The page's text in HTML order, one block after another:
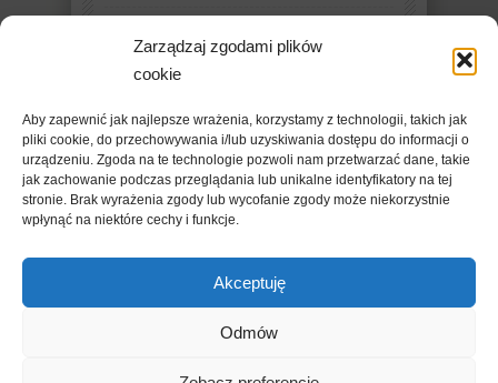
Zarządzaj zgodami plików
cookie
Aby zapewnić jak najlepsze wrażenia, korzystamy z technologii, takich jak
pliki cookie, do przechowywania i/lub uzyskiwania dostępu do informacji o
urządzeniu. Zgoda na te technologie pozwoli nam przetwarzać dane, takie
jak zachowanie podczas przeglądania lub unikalne identyfikatory na tej
stronie. Brak wyrażenia zgody lub wycofanie zgody może niekorzystnie
wpłynąć na niektóre cechy i funkcje.
Akceptuję
Odmów
grudzień 2016
listopad 2016
październik 2016
Copyright © 2019 - FleschMazowsza. Powered by